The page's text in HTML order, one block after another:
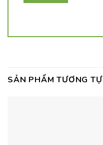
SẢN PHẨM TƯƠNG TỰ